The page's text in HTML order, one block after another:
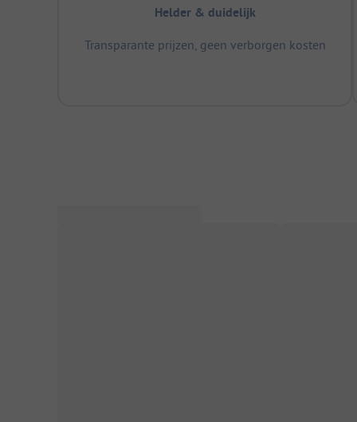
Helder & duidelijk
Transparante prijzen, geen verborgen kosten